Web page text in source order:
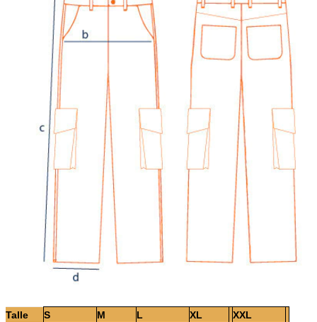
Talle S M L XL
XXL